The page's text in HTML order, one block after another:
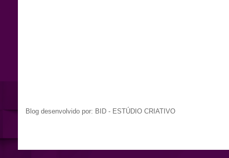
Blog desenvolvido por: BID - ESTÚDIO CRIATIVO